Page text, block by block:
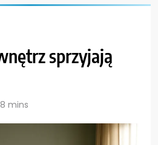
sprzyjają
8 mins